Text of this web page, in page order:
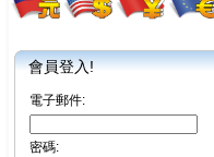
會員登入!
電子郵件:
密碼: